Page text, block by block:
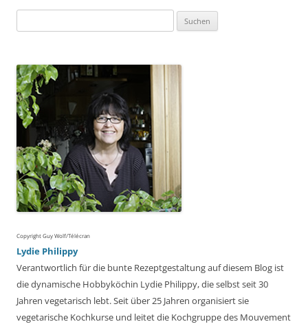
nach:
Copyright Guy Wolf/Télécran
Lydie Philippy
Verantwortlich für die bunte Rezeptgestaltung auf diesem Blog ist
die dynamische Hobbyköchin Lydie Philippy, die selbst seit 30
Jahren vegetarisch lebt. Seit über 25 Jahren organisiert sie
vegetarische Kochkurse und leitet die Kochgruppe des Mouvement